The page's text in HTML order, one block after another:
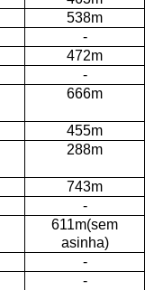
538m
-
472m
-
666m
455m
288m
743m
-
611m(sem
asinha)
-
-